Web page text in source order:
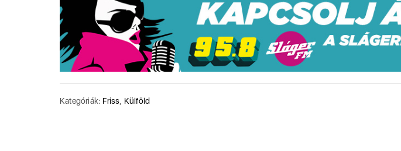
Kategóriák: Friss, Külföld